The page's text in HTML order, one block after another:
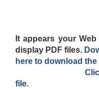
It appears your
display PDF files.
here to download the
file.